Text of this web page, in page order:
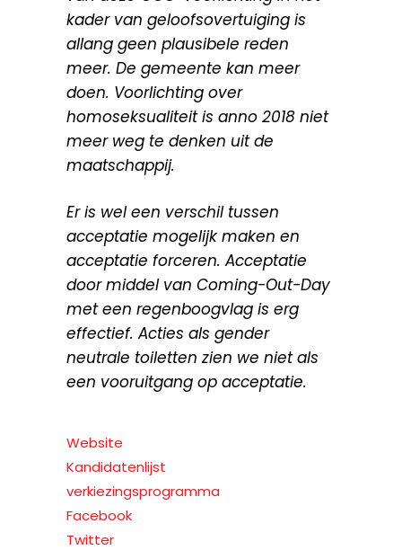
kader van geloofsovertuiging is
allang geen plausibele reden
meer. De gemeente kan meer
doen. Voorlichting over
homoseksualiteit is anno 2018 niet
meer weg te denken uit de
maatschappij.
Er is wel een verschil tussen
acceptatie mogelijk maken en
acceptatie forceren. Acceptatie
door middel van Coming-Out-Day
met een regenboogvlag is erg
effectief. Acties als gender
neutrale toiletten zien we niet als
een vooruitgang op acceptatie.
Website
Kandidatenlijst
verkiezingsprogramma
Facebook
Twitter